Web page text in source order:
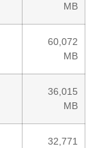
MB
60,072
MB
36,015
MB
32,771